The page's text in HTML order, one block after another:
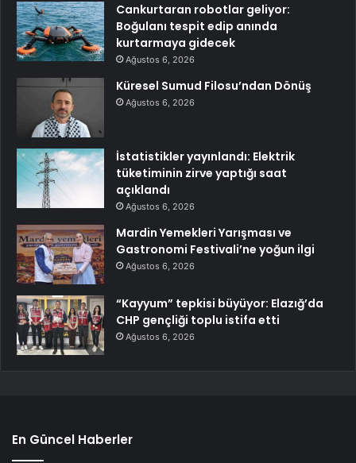
Cankurtaran robotlar geliyor:
Boğulanı tespit edip anında
kurtarmaya gidecek
Ağustos 6, 2026
Küresel Sumud Filosu’ndan Dönüş
Ağustos 6, 2026
İstatistikler yayınlandı: Elektrik
tüketiminin zirve yaptığı saat
açıklandı
Ağustos 6, 2026
Mardin Yemekleri Yarışması ve
Gastronomi Festivali’ne yoğun ilgi
Ağustos 6, 2026
“Kayyum” tepkisi büyüyor: Elazığ’da
CHP gençliği toplu istifa etti
Ağustos 6, 2026
En Güncel Haberler